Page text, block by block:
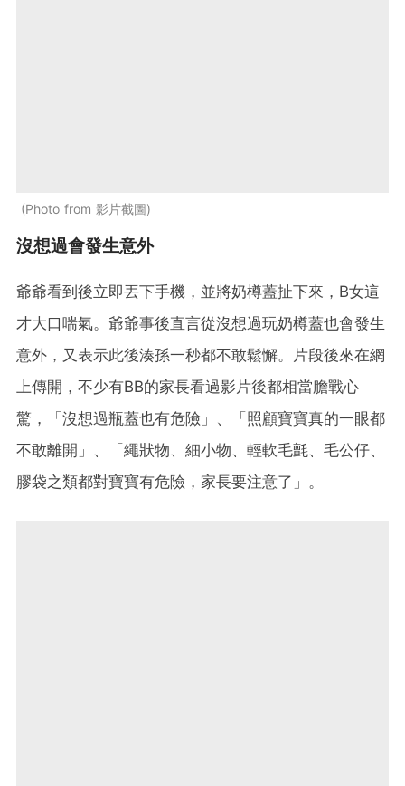
Photo from 影片截圖
沒想過會發生意外
爺爺看到後立即丟下手機，並將奶樽蓋扯下來，B女這
才大口喘氣。爺爺事後直言從沒想過玩奶樽蓋也會發生
意外，又表示此後湊孫一秒都不敢鬆懈。片段後來在網
上傳開，不少有BB的家長看過影片後都相當膽戰心
驚，「沒想過瓶蓋也有危險」、「照顧寶寶真的一眼都
不敢離開」、「繩狀物、細小物、輕軟毛氈、毛公仔、
膠袋之類都對寶寶有危險，家長要注意了」。